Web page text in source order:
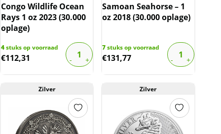
Congo Wildlife Ocean
Rays 1 oz 2023 (30.000
oplage)
4stuks op voorraad
€112,31
Samoan Seahorse – 1
oz 2018 (30.000 oplage)
7stuks op voorraad
€131,77
Zilver Zilver